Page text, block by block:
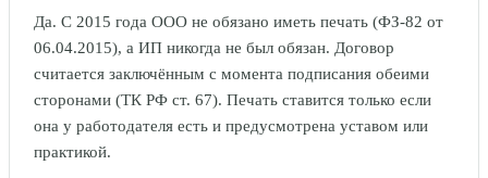
Да. С 2015 года ООО не обязано иметь печать (ФЗ-82 от
06.04.2015), а ИП никогда не был обязан. Договор
считается заключённым с момента подписания обеими
сторонами (ТК РФ ст. 67). Печать ставится только если
она у работодателя есть и предусмотрена уставом или
практикой.